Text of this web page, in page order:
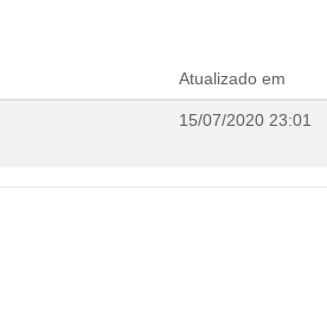
Atualizado em
15/07/2020 23:01